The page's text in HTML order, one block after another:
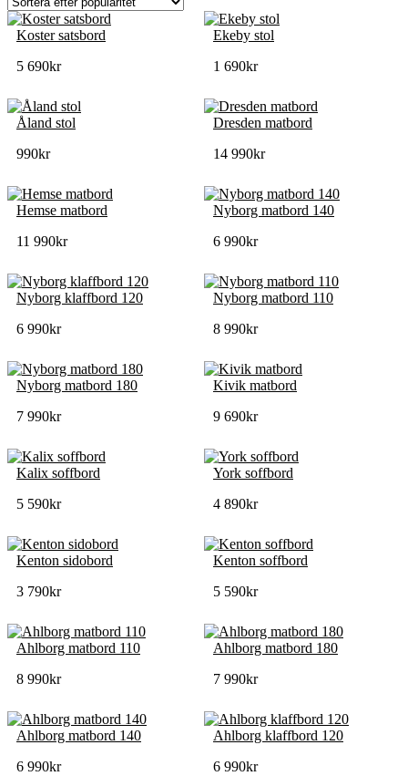
Koster satsbord
5 690kr
Ekeby stol
1 690kr
Åland stol
990kr
Dresden matbord
14 990kr
Hemse matbord
11 990kr
Nyborg matbord 140
6 990kr
Nyborg klaffbord 120
6 990kr
Nyborg matbord 110
8 990kr
Nyborg matbord 180
7 990kr
Kivik matbord
9 690kr
Kalix soffbord
5 590kr
York soffbord
4 890kr
Kenton sidobord
3 790kr
Kenton soffbord
5 590kr
Ahlborg matbord 110
8 990kr
Ahlborg matbord 180
7 990kr
Ahlborg matbord 140
6 990kr
Ahlborg klaffbord 120
6 990kr